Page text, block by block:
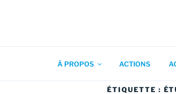
Association pour
À PROPOS ACTIONS
ÉTIQUETTE :